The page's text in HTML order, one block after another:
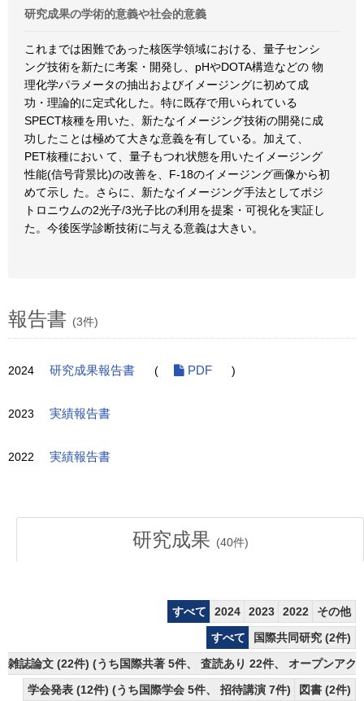
研究成果の学術的意義や社会的意義
これまでは困難であった核医学領域における、量子センシ
ング技術を新たに考案・開発し、pHやDOTA構造などの 物
理化学パラメータの抽出およびイメージングに初めて成
功・理論的に定式化した。特に既存で用いられている
SPECT核種を用いた、新たなイメージング技術の開発に成
功したことは極めて大きな意義を有している。加えて、
PET核種におい て、量子もつれ状態を用いたイメージング
性能(信号背景比)の改善を、F-18のイメージング画像から初
めて示し た。さらに、新たなイメージング手法としてポジ
トロニウムの2光子/3光子比の利用を提案・可視化を実証し
た。今後医学診断技術に与える意義は大きい。
報告書 (3件)
2024 研究成果報告書 ( PDF )
2023 実績報告書
2022 実績報告書
研究成果 (40件)
すべて 2024 2023 2022
その他
すべて
国際共同研究 (2件)
雑誌論文 (22件) (うち国際共著 5件、 査読あり 22件、 オープンアク
学会発表 (12件) (うち国際学会 5件、 招待講演 7件)
図書 (2件)